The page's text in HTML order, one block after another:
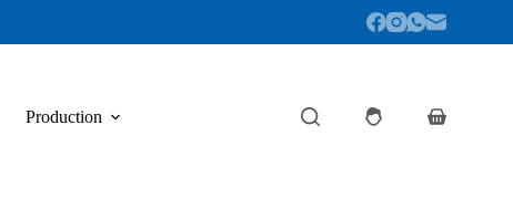
Production
Panier